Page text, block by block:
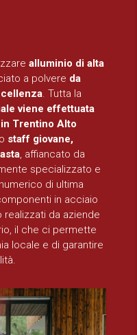
alluminio di alta
a polvere da
. Tutta la
viene effettuata
Trentino Alto
staff giovane,
, affiancato da
specializzato e
di ultima
in acciaio
da aziende
il che ci permette
locale e di garantire